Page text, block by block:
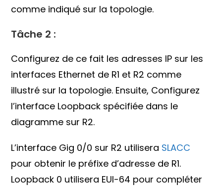
comme indiqué sur la topologie.
Tâche 2 :
Configurez de ce fait les adresses IP sur les
interfaces Ethernet de R1 et R2 comme
illustré sur la topologie. Ensuite, Configurez
l’interface Loopback spécifiée dans le
diagramme sur R2.
L’interface Gig 0/0 sur R2 utilisera SLACC
pour obtenir le préfixe d’adresse de R1.
Loopback 0 utilisera EUI-64 pour compléter